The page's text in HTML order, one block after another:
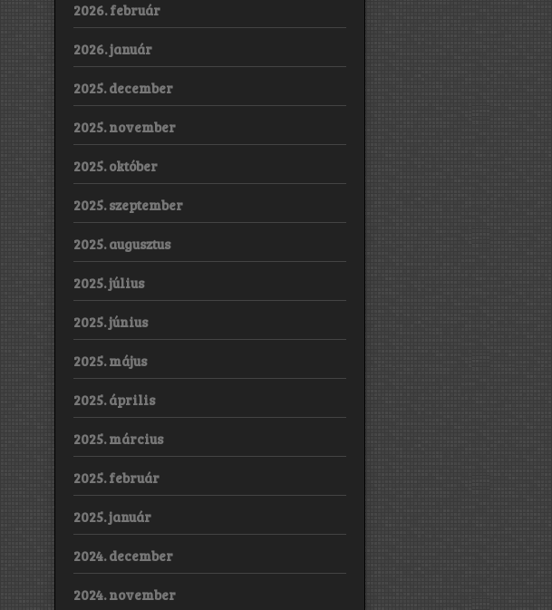
2026. február
2026. január
2025. december
2025. november
2025. október
2025. szeptember
2025. augusztus
2025. július
2025. június
2025. május
2025. április
2025. március
2025. február
2025. január
2024. december
2024. november